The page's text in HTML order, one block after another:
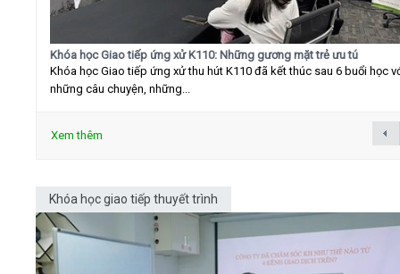
Khóa học Giao tiếp ứng xử K110: Những gương mặt trẻ ưu tú
Khóa học Giao tiếp ứng xử thu hút K110 đã kết thúc sau 6 buổi học
những câu chuyện, những...
Xem thêm
Khóa học giao tiếp thuyết trình